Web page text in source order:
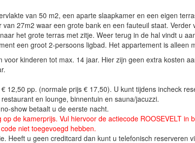
van 50 m2, een aparte slaapkamer en een eigen
27m2 waar een grote bank en een fauteuil staat.
het grote terras met zitje. Weer terug in de hal vindt u
een groot 2-persoons ligbad. Het appartement is alleen
kinderen tot max. 14 jaar. Hier zijn geen extra kosten
12,50 pp. (normale prijs € 17,50). U kunt tijdens incheck
en lounge, binnentuin en sauna/jacuzzi.
show betaalt u de eerste nacht.
de kamerprijs. Vul hiervoor de actiecode ROOSEVELT
niet toegevoegd hebben.
Heeft u geen creditcard dan kunt u telefonisch reserveren